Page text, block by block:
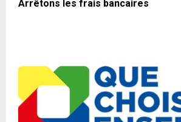
Arrêtons les frais bancaires